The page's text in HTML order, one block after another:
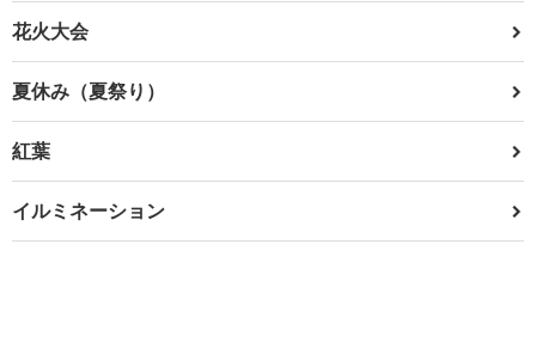
花火大会
夏休み（夏祭り）
紅葉
イルミネーション